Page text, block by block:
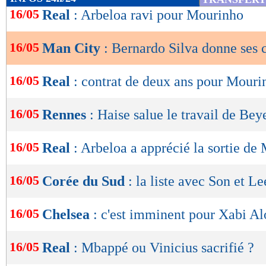
de
OK
16/05 Real : Arbeloa ravi pour Mourinho
16/05 Man City : Bernardo Silva donne ses
16/05 Real : contrat de deux ans pour
16/05 Rennes : Haise salue le travail de
16/05 Real : Arbeloa a apprécié la sortie de
16/05 Corée du Sud : la liste avec Son et
16/05 Chelsea : c'est imminent pour Xabi
16/05 Real : Mbappé ou Vinicius sacrifié ?